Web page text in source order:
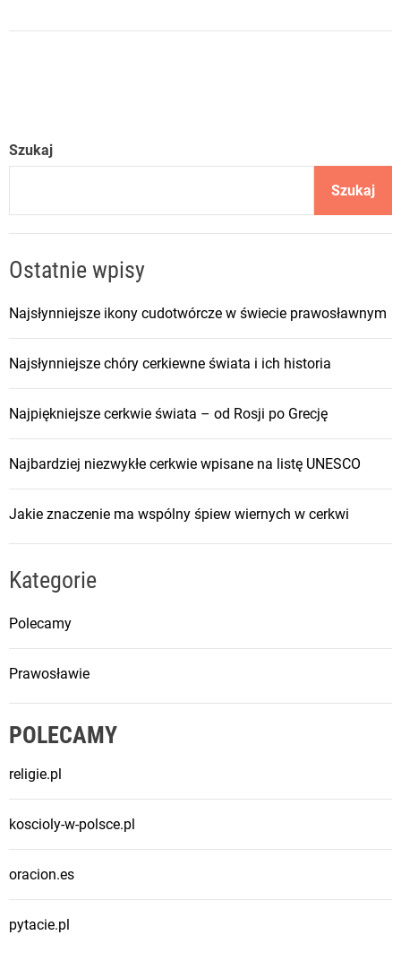
Szukaj
Szukaj
Ostatnie wpisy
Najsłynniejsze ikony cudotwórcze w świecie prawosławnym
Najsłynniejsze chóry cerkiewne świata i ich historia
Najpiękniejsze cerkwie świata – od Rosji po Grecję
Najbardziej niezwykłe cerkwie wpisane na listę UNESCO
Jakie znaczenie ma wspólny śpiew wiernych w cerkwi
Kategorie
Polecamy
Prawosławie
POLECAMY
religie.pl
koscioly-w-polsce.pl
oracion.es
pytacie.pl